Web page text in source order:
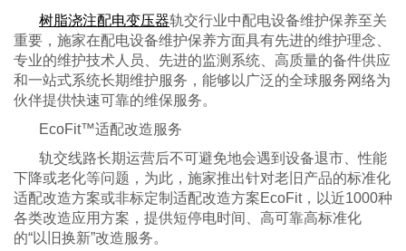
树脂浇注配电变压器轨交行业中配电设备维护保养至关
重要，施家在配电设备维护保养方面具有先进的维护理念、
专业的维护技术人员、先进的监测系统、高质量的备件供应
和一站式系统长期维护服务，能够以广泛的全球服务网络为
伙伴提供快速可靠的维保服务。
EcoFit™适配改造服务
轨交线路长期运营后不可避免地会遇到设备退市、性能
下降或老化等问题，为此，施家推出针对老旧产品的标准化
适配改造方案或非标定制适配改造方案EcoFit，以近1000种
各类改造应用方案，提供短停电时间、高可靠高标准化
的“以旧换新”改造服务。